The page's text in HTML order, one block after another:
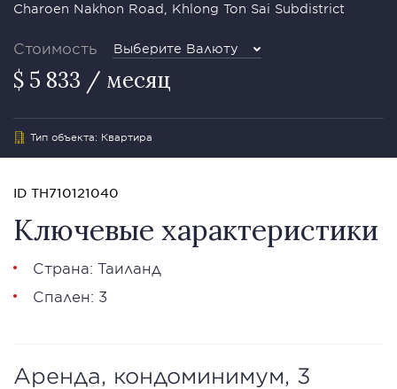
Charoen Nakhon Road, Khlong Ton Sai Subdistrict
Стоимость Выберите Валюту
$ 5 833 / месяц
Тип объекта: Квартира
ID TH710121040
Ключевые характеристики
Страна: Таиланд
Спален: 3
Аренда, кондоминимум, 3